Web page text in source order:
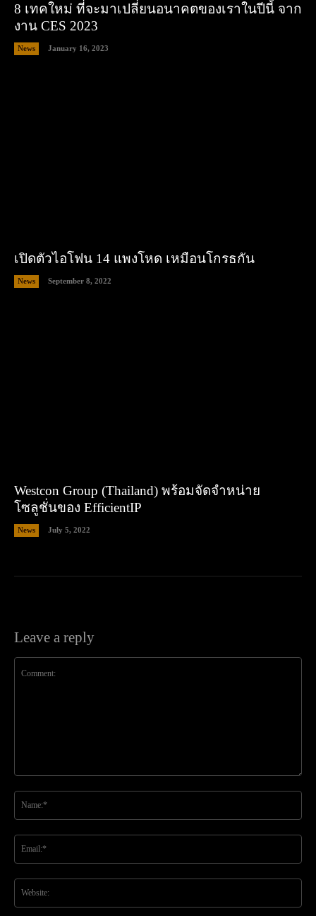
8 เทคใหม่ ที่จะมาเปลี่ยนอนาคตของเราในปีนี้ จาก
งาน CES 2023
News January 16, 2023
เปิดตัวไอโฟน 14 แพงโหด เหมือนโกรธกัน
News September 8, 2022
Westcon Group (Thailand) พร้อมจัดจำหน่าย
โซลูชั่นของ EfficientIP
News July 5, 2022
Leave a reply